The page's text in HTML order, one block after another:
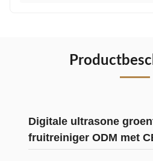
Digitale ultrasone
fruitreiniger ODM met